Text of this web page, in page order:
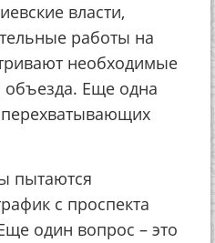
власти,
работы на
необходимые
объезда. Еще одна
перехватывающих
пытаются
с проспекта
один вопрос – это